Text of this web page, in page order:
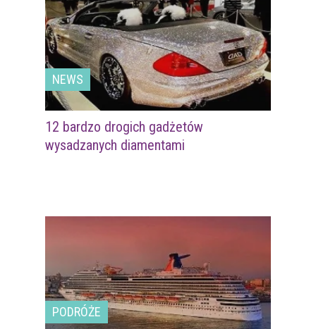
NEWS
12 bardzo drogich gadżetów
wysadzanych diamentami
PODRÓŻE